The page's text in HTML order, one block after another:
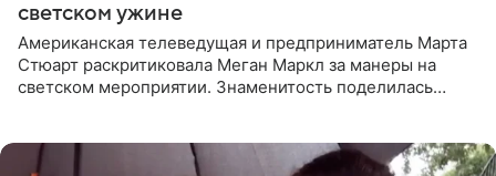
светском ужине
Американская телеведущая и предприниматель Марта
Стюарт раскритиковала Меган Маркл за манеры на
светском мероприятии. Знаменитость поделилась